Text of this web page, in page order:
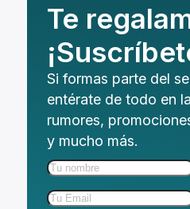
Te
Si formas parte del
entérate de todo en
rumores,
y mucho más.